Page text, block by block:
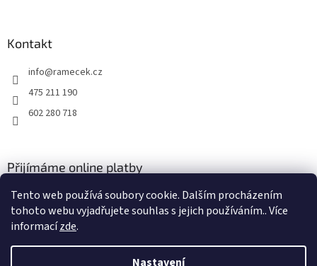
Tento web používá soubory cookie. Dalším procházením
tohoto webu vyjadřujete souhlas s jejich používáním.. Více
informacízde.
Nastavení
Kontakt
info@ramecek.cz
475 211 190
602 280 718
Přijímáme online platby